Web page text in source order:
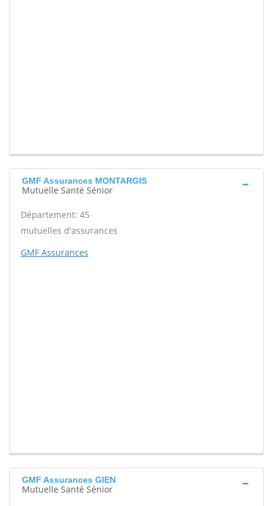
GMF Assurances MONTARGIS
Mutuelle Santé Sénior
Département: 45
mutuelles d'assurances
GMF Assurances
GMF Assurances GIEN
Mutuelle Santé Sénior